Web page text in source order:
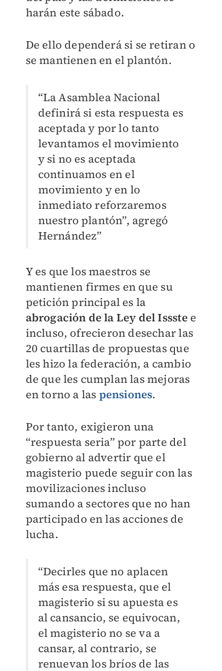
harán este sábado.
De ello dependerá si se retiran o
se mantienen en el plantón.
“La Asamblea Nacional
definirá si esta respuesta es
aceptada y por lo tanto
levantamos el movimiento
y si no es aceptada
continuamos en el
movimiento y en lo
inmediato reforzaremos
nuestro plantón”, agregó
Hernández”
Y es que los maestros se
mantienen firmes en que su
petición principal es la
abrogación de la Ley del Issste e
incluso, ofrecieron desechar las
20 cuartillas de propuestas que
les hizo la federación, a cambio
de que les cumplan las mejoras
en torno a las pensiones.
Por tanto, exigieron una
“respuesta seria” por parte del
gobierno al advertir que el
magisterio puede seguir con las
movilizaciones incluso
sumando a sectores que no han
participado en las acciones de
lucha.
“Decirles que no aplacen
más esa respuesta, que el
magisterio si su apuesta es
al cansancio, se equivocan,
el magisterio no se va a
cansar, al contrario, se
renuevan los bríos de las